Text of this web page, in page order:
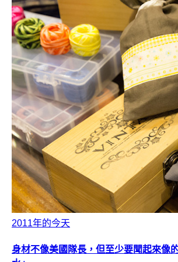
2011年的今天
身材不像美國隊長，但至少要聞起來像